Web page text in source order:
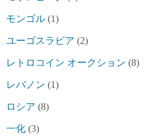
モンゴル (1)
ユーゴスラビア (2)
レトロコイン オークション (8)
レバノン (1)
ロシア (8)
一化 (3)